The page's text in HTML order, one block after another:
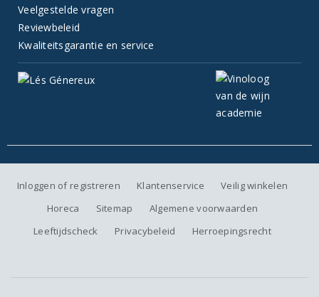
Veelgestelde vragen
Reviewbeleid
Kwaliteitsgarantie en service
Inloggen of registreren Klantenservice
Veilig winkelen
Horeca
Sitemap
Algemene voorwaarden
Leeftijdscheck
Privacybeleid Herroepingsrecht